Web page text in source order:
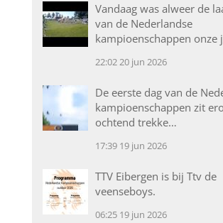
Vandaag was alweer de
van de Nederlandse
kampioenschappen onze
22:0220 jun 2026
De eerste dag van de
kampioenschappen zit
ochtend trekke…
17:39 19 jun 2026
TTV Eibergen is bij Ttv de
veenseboys.
06:25 19 jun 2026